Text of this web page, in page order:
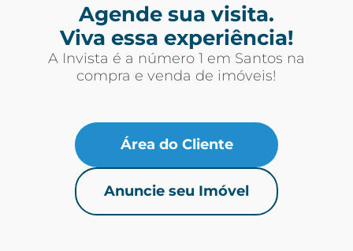
Agende sua visita.
Viva essa experiência!
A Invista é a número 1 em Santos na
compra e venda de imóveis!
Área do Cliente
Anuncie seu Imóvel